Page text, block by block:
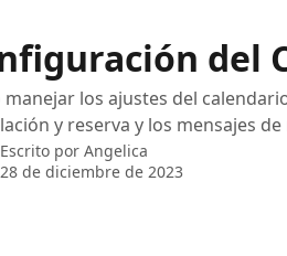
del
manejar los ajustes del
y reserva y los mensajes de
Escrito por Angelica
28 de diciembre de 2023